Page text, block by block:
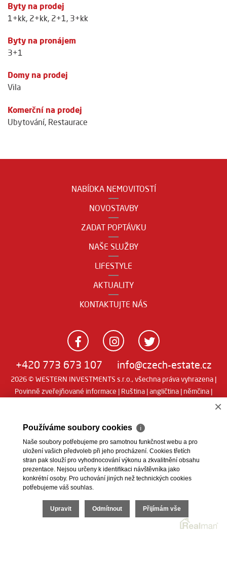
Byty na prodej
1+kk, 2+kk, 2+1, 3+kk
Byty na pronájem
3+1
Domy na prodej
Vila
Komerční na prodej
Ubytování, Restaurace
NABÍDKA NEMOVITOSTÍ
NOVOSTAVBY
ZADAT POPTÁVKU
NAŠE SLUŽBY
LIFESTYLE
AKTUALITY
KONTAKTUJTE NÁS
+420 773 673 107 info@czech-estate.cz
2026 © WESTERN INVESTMENTS s.r.o., všechna práva vyhrazena |
Povinně zveřejňované informace | Ruština |angličtina | němčina |
×
Používáme soubory cookies ℹ
Naše soubory potřebujeme pro samotnou funkčnost webu a pro
uložení vašich předvoleb při jeho procházení. Cookies třetích
stran pak slouží pro vyhodnocování výkonu a zkvalitnění obsahu
prezentace. Nejsou určeny k identifikaci návštěvníka jako
konkrétní osoby. Pro uchování jiných než technických cookies
potřebujeme váš souhlas.
Upravit Odmítnout Přijímám vše